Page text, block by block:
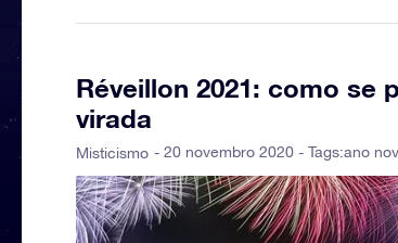
Réveillon 2021: como se
virada
Misticismo - 20 novembro 2020 - Tags:ano